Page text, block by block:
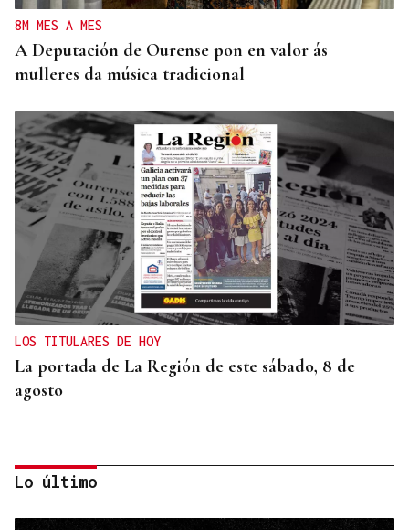
8M MES A MES
A Deputación de Ourense pon en valor ás
mulleres da música tradicional
LOS TITULARES DE HOY
La portada de La Región de este sábado, 8 de
agosto
Lo último